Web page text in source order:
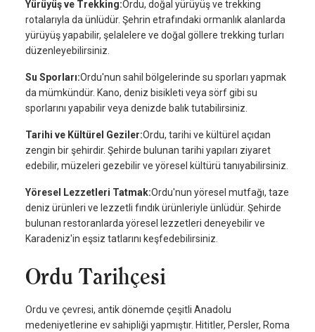
Yürüyüş ve Trekking:Ordu, doğal yürüyüş ve trekking
rotalarıyla da ünlüdür. Şehrin etrafındaki ormanlık alanlarda
yürüyüş yapabilir, şelalelere ve doğal göllere trekking turları
düzenleyebilirsiniz.
Su Sporları:Ordu'nun sahil bölgelerinde su sporları yapmak
da mümkündür. Kano, deniz bisikleti veya sörf gibi su
sporlarını yapabilir veya denizde balık tutabilirsiniz.
Tarihi ve Kültürel Geziler:Ordu, tarihi ve kültürel açıdan
zengin bir şehirdir. Şehirde bulunan tarihi yapıları ziyaret
edebilir, müzeleri gezebilir ve yöresel kültürü tanıyabilirsiniz.
Yöresel Lezzetleri Tatmak:Ordu'nun yöresel mutfağı, taze
deniz ürünleri ve lezzetli fındık ürünleriyle ünlüdür. Şehirde
bulunan restoranlarda yöresel lezzetleri deneyebilir ve
Karadeniz'in eşsiz tatlarını keşfedebilirsiniz.
Ordu Tarihçesi
Ordu ve çevresi, antik dönemde çeşitli Anadolu
medeniyetlerine ev sahipliği yapmıştır. Hititler, Persler, Roma